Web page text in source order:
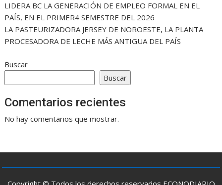
LIDERA BC LA GENERACIÓN DE EMPLEO FORMAL EN EL
PAÍS, EN EL PRIMER4 SEMESTRE DEL 2026
LA PASTEURIZADORA JERSEY DE NOROESTE, LA PLANTA
PROCESADORA DE LECHE MÁS ANTIGUA DEL PAÍS
Buscar
Buscar
Comentarios recientes
No hay comentarios que mostrar.